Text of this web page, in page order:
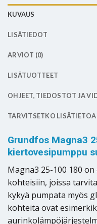
KUVAUS
LISÄTIEDOT
ARVIOT (0)
LISÄTUOTTEET
OHJEET, TIEDOSTOT JA
TARVITSETKO
Grundfos Magna3
kiertovesipumppu
Magna3 25-100 180
kohteisiin, joissa
kykyä pumpata myös
kohteita ovat